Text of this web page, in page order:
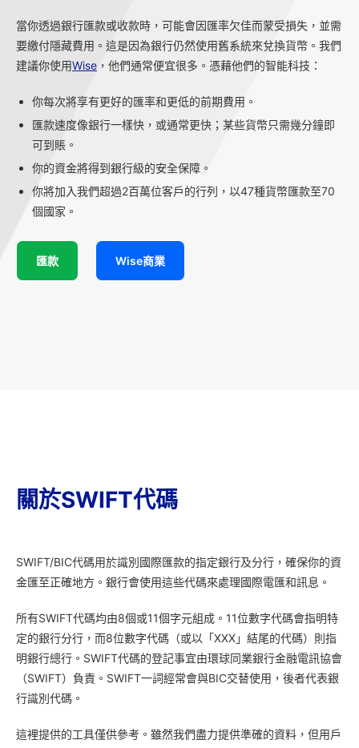
當你透過銀行匯款或收款時，可能會因匯率欠佳而蒙受損失，並需
要繳付隱藏費用。這是因為銀行仍然使用舊系統來兌換貨幣。我們
建議你使用Wise ，他們通常便宜很多。憑藉他們的智能科技：
你每次將享有更好的匯率和更低的前期費用。
匯款速度像銀行一樣快，或通常更快；某些貨幣只需幾分鐘即
可到賬。
你的資金將得到銀行級的安全保障。
你將加入我們超過2百萬位客戶的行列，以47種貨幣匯款至70
個國家。
匯款 Wise商業
關於SWIFT代碼
SWIFT/BIC代碼用於識別國際匯款的指定銀行及分行，確保你的資
金匯至正確地方。銀行會使用這些代碼來處理國際電匯和訊息。
所有SWIFT代碼均由8個或11個字元組成。11位數字代碼會指明特
定的銀行分行，而8位數字代碼（或以「XXX」結尾的代碼）則指
明銀行總行。SWIFT代碼的登記事宜由環球同業銀行金融電訊協會
（SWIFT）負責。SWIFT一詞經常會與BIC交替使用，後者代表銀
行識別代碼。
這裡提供的工具僅供參考。雖然我們盡力提供準確的資料，但用戶